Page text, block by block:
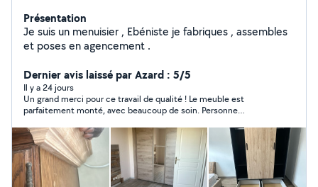
Présentation
Je suis un menuisier , Ebéniste je fabriques , assembles
et poses en agencement .
Dernier avis laissé par Azard : 5/5
Il y a 24 jours
Un grand merci pour ce travail de qualité ! Le meuble est
parfaitement monté, avec beaucoup de soin. Personne
appel à ses services de nouveau. Je recommande à 100 % !